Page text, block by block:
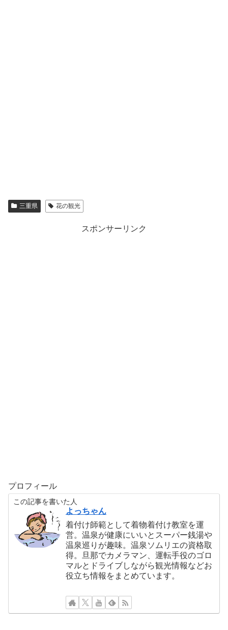
三重県 花の観光
スポンサーリンク
プロフィール
この記事を書いた人
よっちゃん
着付け師範として着物着付け教室を運
営。温泉が健康にいいとスーパー銭湯や
温泉巡りが趣味。温泉ソムリエの資格取
得。旦那でカメラマン、運転手役のゴロ
マルとドライブしながら観光情報などお
役立ち情報をまとめています。